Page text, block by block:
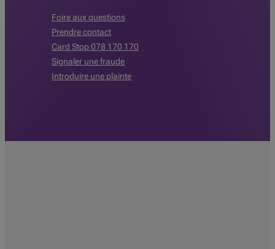
Foire aux questions
Prendre contact
Card Stop 078 170 170
Signaler une fraude
Introduire une plainte